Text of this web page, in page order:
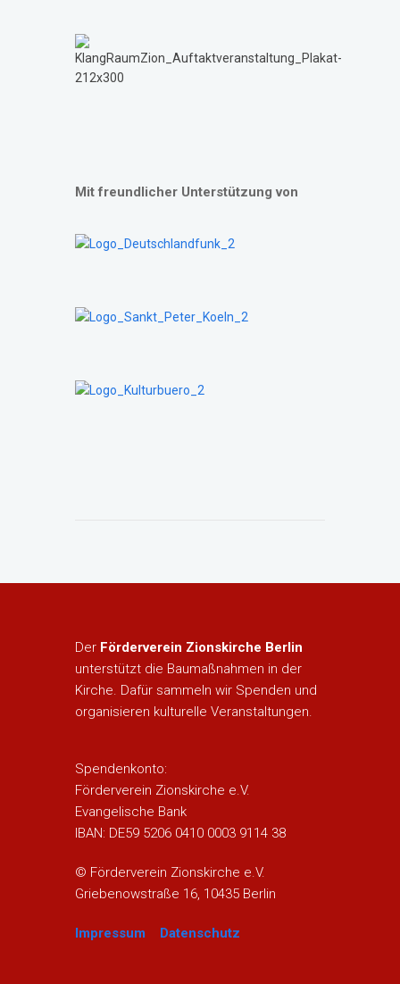
Mit freundlicher Unterstützung von
Der Förderverein Zionskirche Berlin
unterstützt die Baumaßnahmen in der
Kirche. Dafür sammeln wir Spenden und
organisieren kulturelle Veranstaltungen.
Spendenkonto:
Förderverein Zionskirche e.V.
Evangelische Bank
IBAN: DE59 5206 0410 0003 9114 38
© Förderverein Zionskirche e.V.
Griebenowstraße 16, 10435 Berlin
Impressum Datenschutz